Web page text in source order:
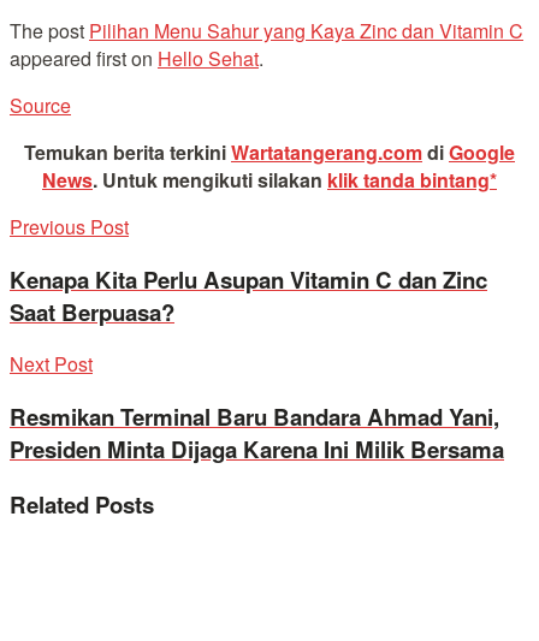
The post Pilihan Menu Sahur yang Kaya Zinc dan Vitamin C
appeared first on Hello Sehat.
Source
Temukan berita terkiniWartatangerang.comdiGoogle
News. Untuk mengikuti silakan klik tanda bintang*
Previous Post
Kenapa Kita Perlu Asupan Vitamin C dan Zinc
Saat Berpuasa?
Next Post
Resmikan Terminal Baru Bandara Ahmad Yani,
Presiden Minta Dijaga Karena Ini Milik Bersama
Related Posts